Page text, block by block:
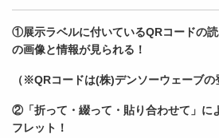
①展示ラベルに付いているQRコードの
の画像と情報が見られる！
（※QRコードは(株)デンソーウェーブの
②「折って・綴って・貼り合わせて」に
フレット！